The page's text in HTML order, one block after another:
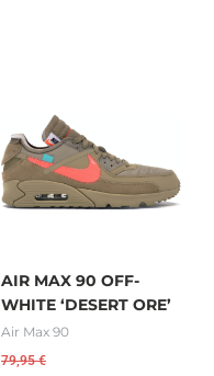
AIR MAX 90 OFF-
WHITE ‘DESERT ORE’
Air Max 90
79,95€